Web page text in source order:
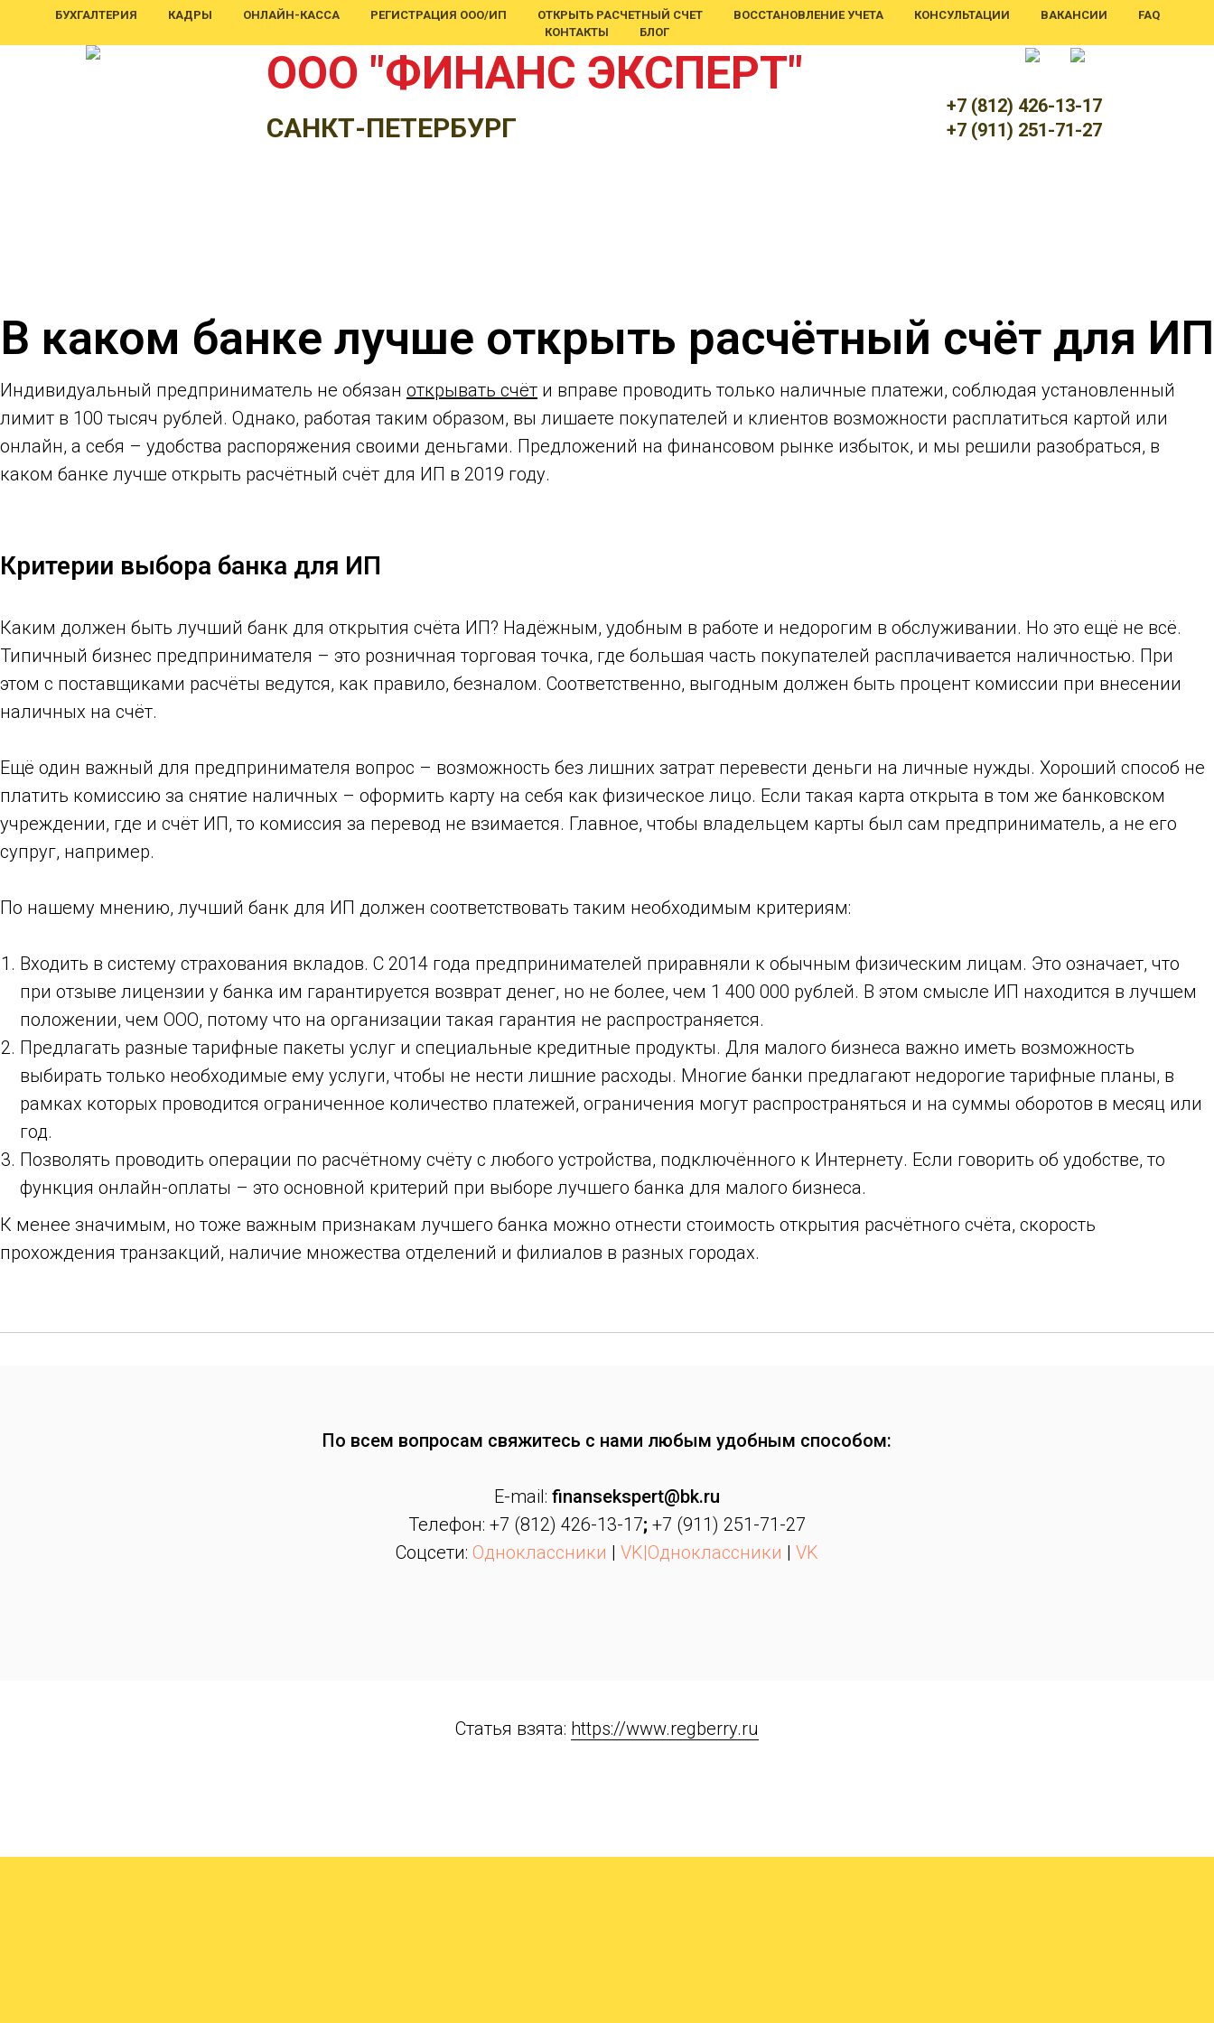
ООО "ФИНАНС ЭКСПЕРТ"
САНКТ-ПЕТЕРБУРГ +7 (911) 251-71-27
+7 (812) 426-13-17
БУХГАЛТЕРИЯ КАДРЫ ОНЛАЙН-КАССА РЕГИСТРАЦИЯ ООО/ИП ОТКРЫТЬ РАСЧЕТНЫЙ СЧЕТ ВОССТАНОВЛЕНИЕ УЧЕТА КОНСУЛЬТАЦИИ ВАКАНСИИ
FAQ
КОНТАКТЫ
БЛОГ
В каком банке лучше открыть расчётный счёт для ИП
Индивидуальный предприниматель не обязан открывать счёт и вправе проводить только наличные платежи, соблюдая установленный
лимит в 100 тысяч рублей. Однако, работая таким образом, вы лишаете покупателей и клиентов возможности расплатиться картой или
онлайн, а себя – удобства распоряжения своими деньгами. Предложений на финансовом рынке избыток, и мы решили разобраться, в
каком банке лучше открыть расчётный счёт для ИП в 2019 году.
Критерии выбора банка для ИП
Каким должен быть лучший банк для открытия счёта ИП? Надёжным, удобным в работе и недорогим в обслуживании. Но это ещё не всё.
Типичный бизнес предпринимателя – это розничная торговая точка, где большая часть покупателей расплачивается наличностью. При
этом с поставщиками расчёты ведутся, как правило, безналом. Соответственно, выгодным должен быть процент комиссии при внесении
наличных на счёт.
Ещё один важный для предпринимателя вопрос – возможность без лишних затрат перевести деньги на личные нужды. Хороший способ не
платить комиссию за снятие наличных – оформить карту на себя как физическое лицо. Если такая карта открыта в том же банковском
учреждении, где и счёт ИП, то комиссия за перевод не взимается. Главное, чтобы владельцем карты был сам предприниматель, а не его
супруг, например.
По нашему мнению, лучший банк для ИП должен соответствовать таким необходимым критериям:
Входить в систему страхования вкладов. С 2014 года предпринимателей приравняли к обычным физическим лицам. Это означает, что
при отзыве лицензии у банка им гарантируется возврат денег, но не более, чем 1 400 000 рублей. В этом смысле ИП находится в лучшем
положении, чем ООО, потому что на организации такая гарантия не распространяется.
Предлагать разные тарифные пакеты услуг и специальные кредитные продукты. Для малого бизнеса важно иметь возможность
выбирать только необходимые ему услуги, чтобы не нести лишние расходы. Многие банки предлагают недорогие тарифные планы, в
рамках которых проводится ограниченное количество платежей, ограничения могут распространяться и на суммы оборотов в месяц или
год.
Позволять проводить операции по расчётному счёту с любого устройства, подключённого к Интернету. Если говорить об удобстве, то
функция онлайн-оплаты – это основной критерий при выборе лучшего банка для малого бизнеса.
К менее значимым, но тоже важным признакам лучшего банка можно отнести стоимость открытия расчётного счёта, скорость
прохождения транзакций, наличие множества отделений и филиалов в разных городах.
По всем вопросам свяжитесь с нами любым удобным способом:
E-mail: finansekspert@bk.ru
Телефон: +7 (812) 426-13-17; +7 (911) 251-71-27
Соцсети: Одноклассники | VK|Одноклассники | VK
Статья взята: https://www.regberry.ru